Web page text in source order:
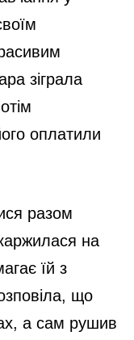
зіграла
оплатили
разом
на
їй з
що
а сам рушив